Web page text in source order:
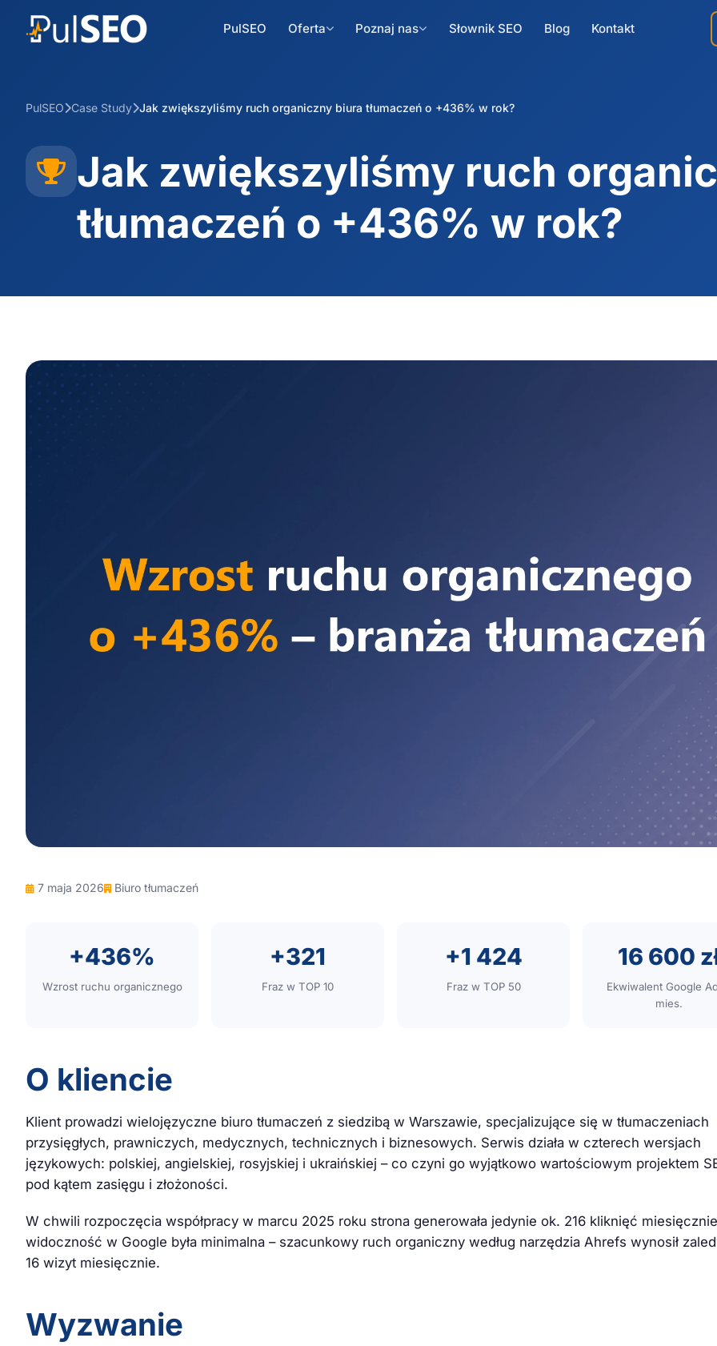
PulSEO Oferta Poznaj nas Słownik SEO Blog Kontakt
PulSEO Case Study Jak zwiększyliśmy ruch organiczny biura tłumaczeń o +436% w rok?
Jak zwiększyliśmy ruch
tłumaczeń o +436% w rok?
7 maja 2026 Biuro tłumaczeń
+436%
Wzrost ruchu organicznego
+321
Fraz w TOP 10
+1 424
Fraz w TOP 50
16 600
Ekwiwalent Google
mies.
O kliencie
Klient prowadzi wielojęzyczne biuro tłumaczeń z siedzibą w Warszawie, specjalizujące się w tłumaczeniach
przysięgłych, prawniczych, medycznych, technicznych i biznesowych. Serwis działa w czterech wersjach
językowych: polskiej, angielskiej, rosyjskiej i ukraińskiej – co czyni go wyjątkowo wartościowym projektem
pod kątem zasięgu i złożoności.
W chwili rozpoczęcia współpracy w marcu 2025 roku strona generowała jedynie ok. 216 kliknięć
widoczność w Google była minimalna – szacunkowy ruch organiczny według narzędzia Ahrefs wynosił
16 wizyt miesięcznie.
Wyzwanie